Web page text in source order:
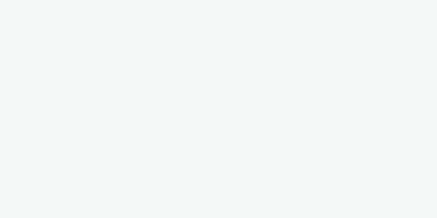
Registerstudie „Digitales Demenzregister Bayern – digiDEM Bayern“[2]. Der Grad der sozialen Isolation wurde
der Grad der kognitiven Beeinträchtigung mit dem Mini-Mental-Status Test (MMST) zu Beginn und nach 12
ANCOVA analysiert hinsichtlich bekannter Covariaten wie den MMST-Basiswert, das Alter, das Geschlecht, die
Isolation von Freunden bei Menschen mit kognitiven Beeinträchtigungen besonders hoch ist. Um Gefühle der
Angebote geschaffen werden. Dabei ist es wichtig, dass die Angebote so gestaltet werden, dass
Beeinträchtigungen außerhalb ihres familiären Verbundes gefördert wird.
Banerjee S, et al. Dementia prevention, intervention, and care: 2020 report of the Lancet Commission. The Lancet.